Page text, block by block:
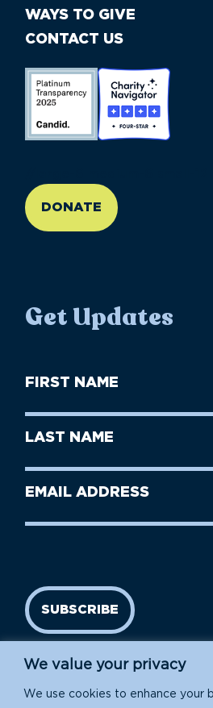
We value your privacy
We use cookies to enhance your
WAYS TO GIVE
CONTACT US
DONATE
Get Updates
First
Name
Last
Name
Email
SUBSCRIBE